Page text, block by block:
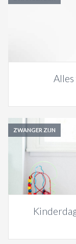
ZWANGER ZIJN